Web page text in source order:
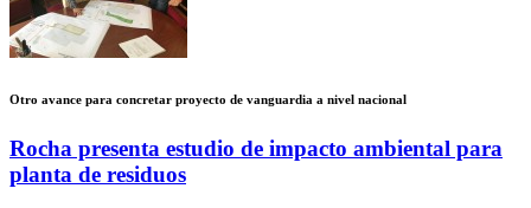
Otro avance para concretar proyecto de vanguardia a nivel nacional
Rocha presenta estudio de impacto ambiental para
planta de residuos